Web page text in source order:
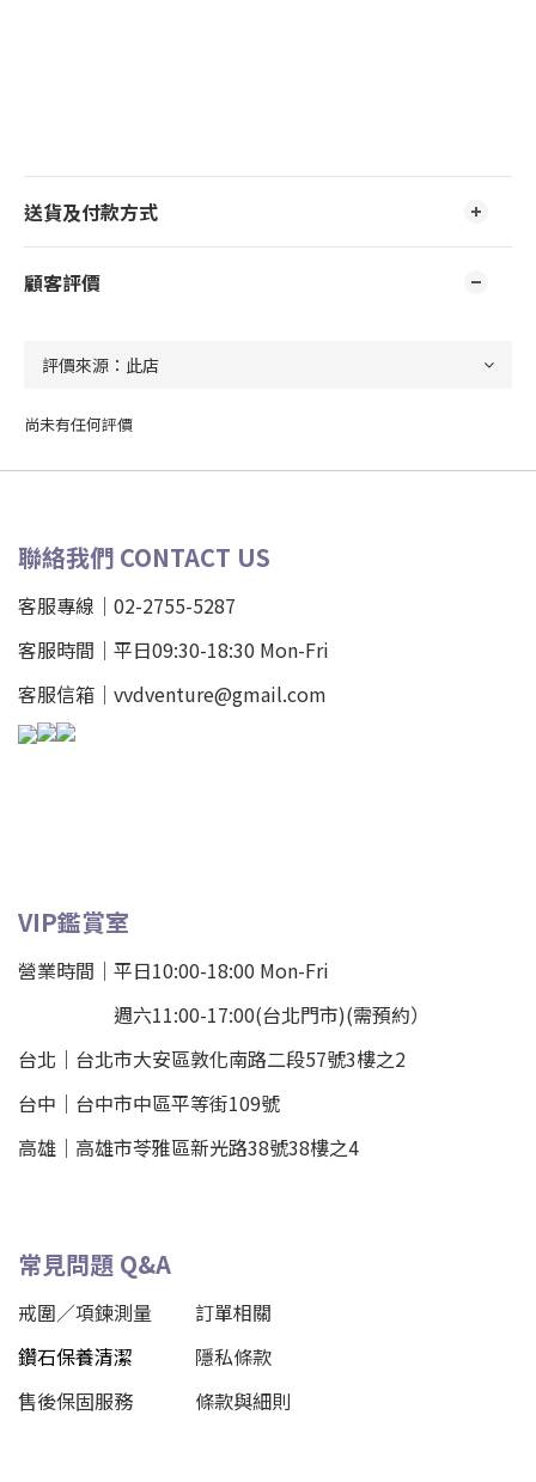
送貨及付款方式
顧客評價
尚未有任何評價
聯絡我們 CONTACT US
客服專線｜02-2755-5287
客服時間｜平日09:30-18:30 Mon-Fri
客服信箱｜vvdventure@gmail.com
VIP鑑賞室
營業時間｜平日10:00-18:00 Mon-Fri
週六11:00-17:00(台北門市)(需預約）
台北 ｜ 台北市大安區敦化南路二段57號3樓之2
台中｜ 台中市中區平等街109號
高雄｜ 高雄市苓雅區新光路38號38樓之4
常見問題 Q&A
戒圍／項鍊測量
訂單相關
鑽石保養清潔
隱私條款
售後保固服務
條款與細則